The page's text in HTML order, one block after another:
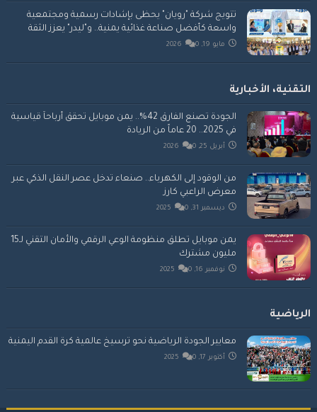
تتويج شركة "رويان" يحظى بإشادات رسمية ومجتمعية
واسعة كأفضل صناعة غذائية يمنية.. و"ليدر" يعزز الثقة
مايو 19, 2026 0
التقنية، الأخبارية
الجودة تصنع الفارق 42%.. يمن موبايل تحقق أرباحاً قياسية
في 2025.. 20 عاماً من الريادة
أبريل 25, 2026 0
من الوقود إلى الكهرباء.. صنعاء تدخل عصر النقل الذكي عبر
معرض الراعبي كارز
ديسمبر 31, 2025 0
يمن موبايل تطلق منظومة الوعي الرقمي والأمان التقني لـ15
مليون مشترك
نوفمبر 16, 2025 0
الرياضية
معايير الجودة الرياضية نحو ترسيخ عالمية كرة القدم اليمنية
أكتوبر 17, 2025 0